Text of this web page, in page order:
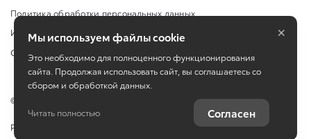
Политика обработки персональных данных
Изменить настройку cookies
Сбросить cookie
©
Работает на технологиях
Мы используем файлы cookie
Это необходимо для полноценного функционирования
сайта. Продолжая использовать сайт, вы соглашаетесь со
сбором и обработкой данных.
Читать полностью Согласен
×